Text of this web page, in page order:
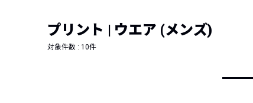
新着アイテム
編集部のおすすめアイテム
コーディネート
プリント | ウエア (メンズ)
対象件数 : 10件